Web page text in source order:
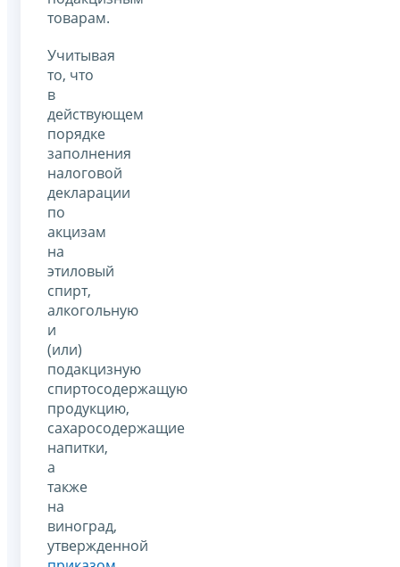
товарам.
Учитывая
то, что
в
действующем
порядке
заполнения
налоговой
декларации
по
акцизам
на
этиловый
спирт,
алкогольную
и
(или)
подакцизную
спиртосодержащую
продукцию,
сахаросодержащие
напитки,
а
также
на
виноград,
утвержденной